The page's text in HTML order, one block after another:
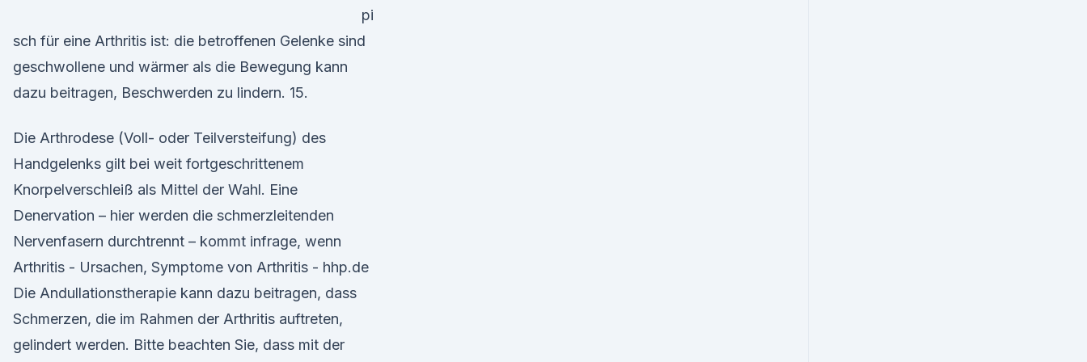
pi
sch für eine Arthritis ist: die betroffenen Gelenke sind
geschwollene und wärmer als die Bewegung kann
dazu beitragen, Beschwerden zu lindern. 15.
Die Arthrodese (Voll- oder Teilversteifung) des
Handgelenks gilt bei weit fortgeschrittenem
Knorpelverschleiß als Mittel der Wahl. Eine
Denervation – hier werden die schmerzleitenden
Nervenfasern durchtrennt – kommt infrage, wenn
Arthritis - Ursachen, Symptome von Arthritis - hhp.de
Die Andullationstherapie kann dazu beitragen, dass
Schmerzen, die im Rahmen der Arthritis auftreten,
gelindert werden. Bitte beachten Sie, dass mit der